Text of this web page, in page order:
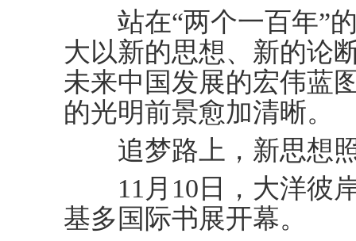
站在“两个一百年”的
大以新的思想、新的论
未来中国发展的宏伟蓝
的光明前景愈加清晰。
追梦路上，新思想照
11月10日，大洋彼岸
基多国际书展开幕。